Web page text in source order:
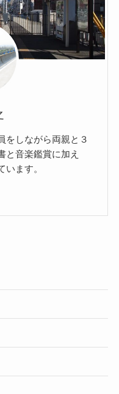
をしながら両親と３
と音楽鑑賞に加え
ます。